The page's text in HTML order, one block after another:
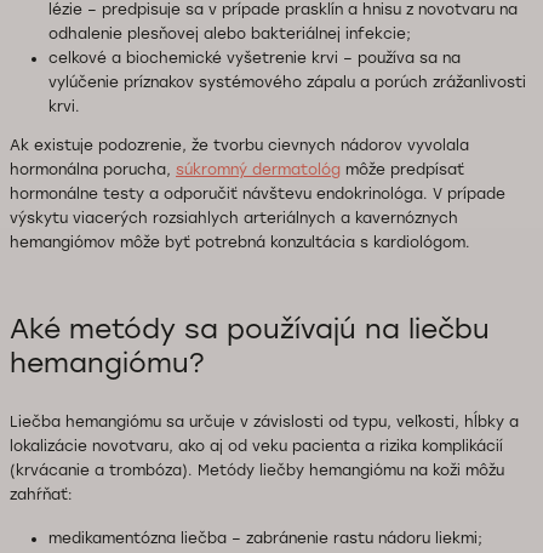
lézie – predpisuje sa v prípade prasklín a hnisu z novotvaru na
odhalenie plesňovej alebo bakteriálnej infekcie;
celkové a biochemické vyšetrenie krvi – používa sa na
vylúčenie príznakov systémového zápalu a porúch zrážanlivosti
krvi.
Ak existuje podozrenie, že tvorbu cievnych nádorov vyvolala
hormonálna porucha, súkromný dermatológ môže predpísať
hormonálne testy a odporučiť návštevu endokrinológa. V prípade
výskytu viacerých rozsiahlych arteriálnych a kavernóznych
hemangiómov môže byť potrebná konzultácia s kardiológom.
Aké metódy sa používajú na liečbu
hemangiómu?
Liečba hemangiómu sa určuje v závislosti od typu, veľkosti, hĺbky a
lokalizácie novotvaru, ako aj od veku pacienta a rizika komplikácií
(krvácanie a trombóza). Metódy liečby hemangiómu na koži môžu
zahŕňať:
medikamentózna liečba – zabránenie rastu nádoru liekmi;